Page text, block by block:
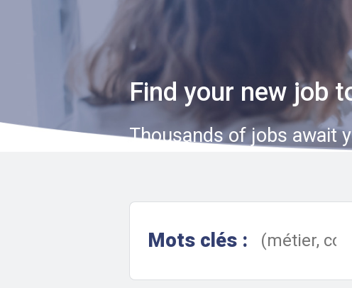
Find your new job
Thousands of jobs await
Mots clés :